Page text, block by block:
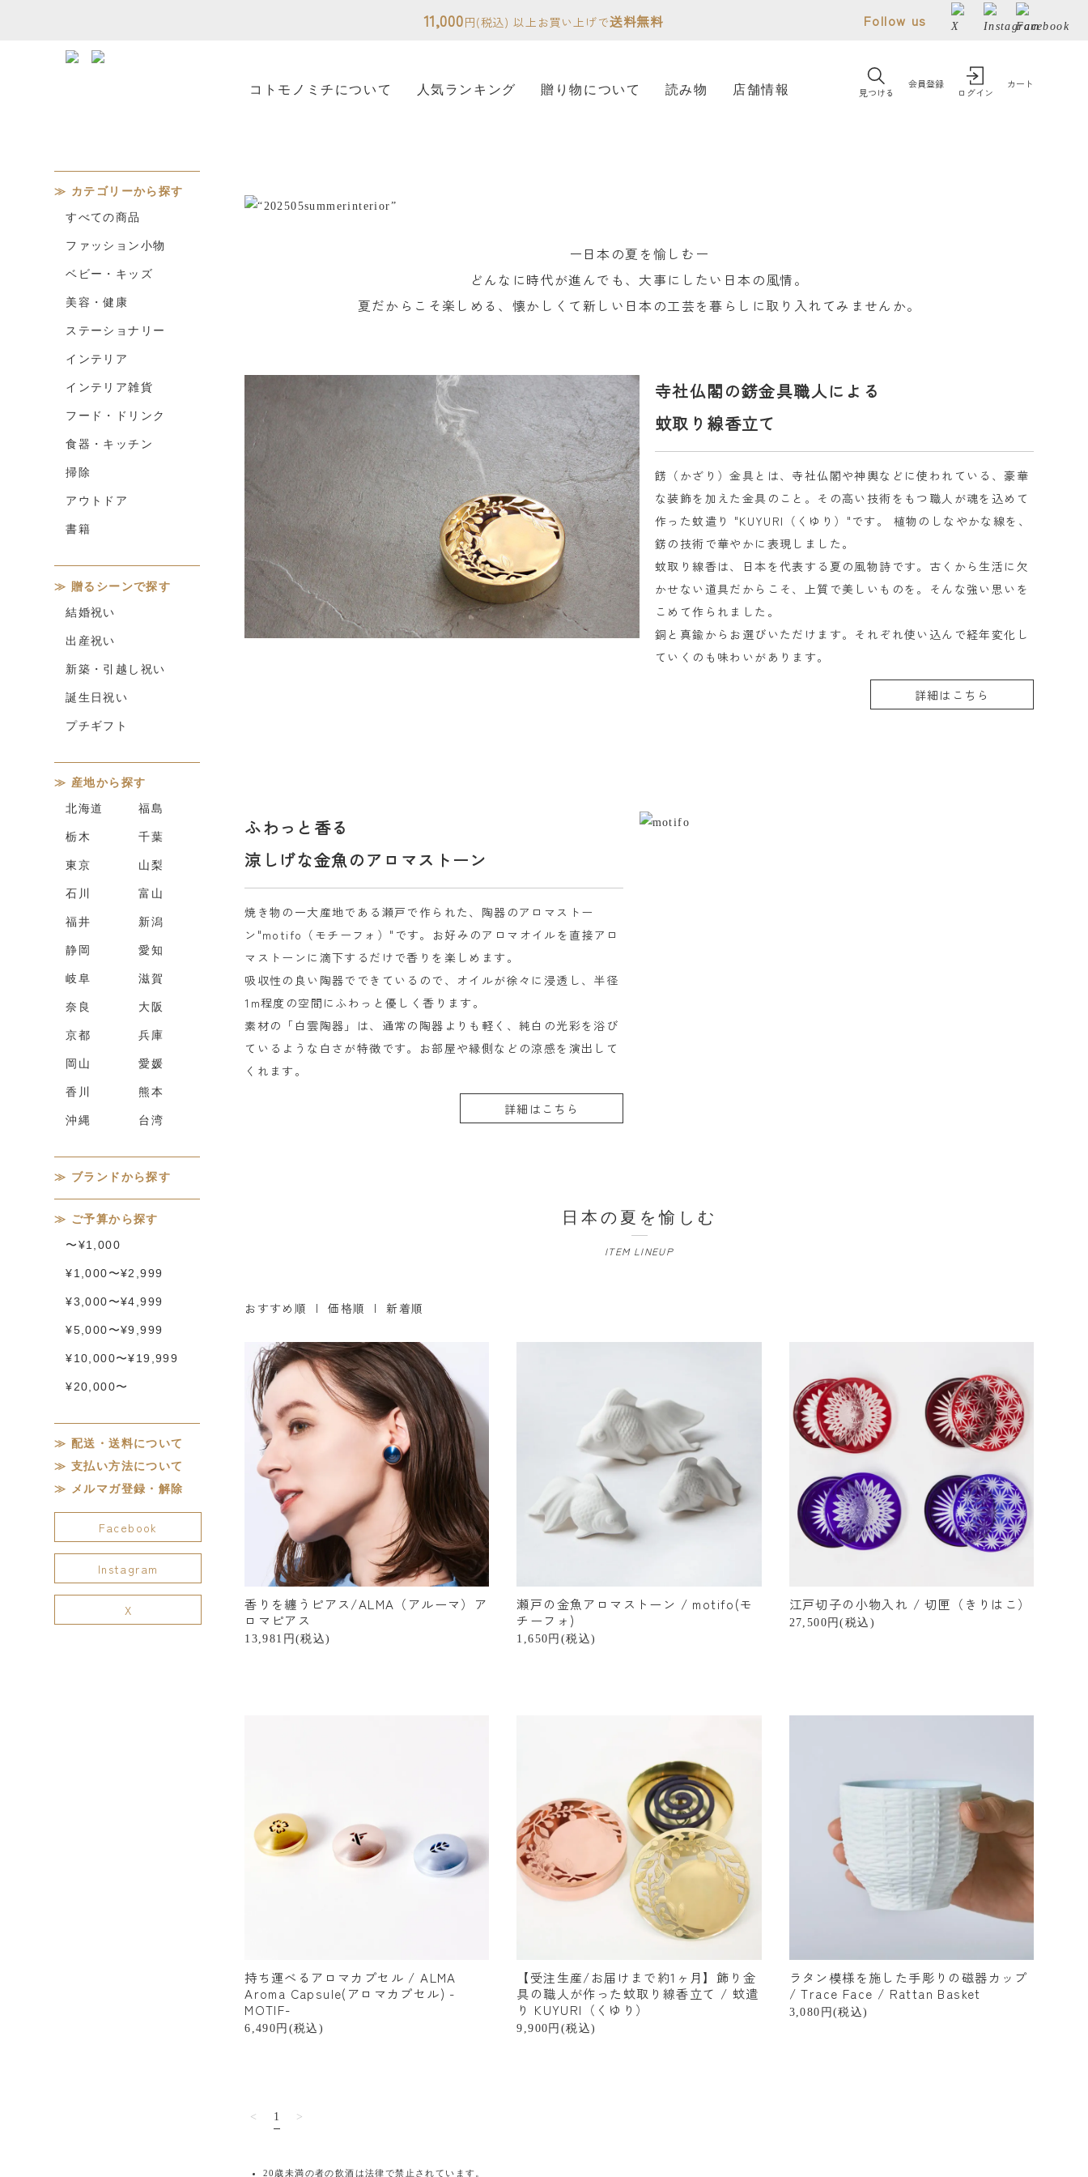
11,000円(税込) 以上お買い上げで送料無料 Follow us
コトモノミチについて 人気ランキング 贈り物について 読み物 店舗情報 見つける
会員登録
ログイン
カート
ー日本の夏を愉しむー
どんなに時代が進んでも、大事にしたい日本の風情。
夏だからこそ楽しめる、懐かしくて新しい日本の工芸を暮らしに取り入れてみませんか。
寺社仏閣の錺金具職人による
蚊取り線香立て
餝（かざり）金具とは、寺社仏閣や神輿などに使われている、豪華
な装飾を加えた金具のこと。その高い技術をもつ職人が魂を込めて
作った蚊遣り "KUYURI（くゆり）"です。 植物のしなやかな線を、
錺の技術で華やかに表現しました。
蚊取り線香は、日本を代表する夏の風物詩です。古くから生活に欠
かせない道具だからこそ、上質で美しいものを。そんな強い思いを
こめて作られました。
銅と真鍮からお選びいただけます。それぞれ使い込んで経年変化し
ていくのも味わいがあります。
詳細はこちら
ふわっと香る
涼しげな金魚のアロマストーン
焼き物の一大産地である瀬戸で作られた、陶器のアロマストー
ン"motifo（モチーフォ）"です。お好みのアロマオイルを直接アロ
マストーンに滴下するだけで香りを楽しめます。
吸収性の良い陶器でできているので、オイルが徐々に浸透し、半径
1m程度の空間にふわっと優しく香ります。
素材の「白雲陶器」は、通常の陶器よりも軽く、純白の光彩を浴び
ているような白さが特徴です。お部屋や縁側などの涼感を演出して
くれます。
詳細はこちら
日本の夏を愉しむ
ITEM LINEUP
おすすめ順 |価格順 | 新着順
香りを纏うピアス/ALMA（アルーマ）ア
ロマピアス
13,981円(税込)
瀬戸の金魚アロマストーン / motifo(モ
チーフォ)
1,650円(税込)
江戸切子の小物入れ / 切匣（きりはこ）
27,500円(税込)
持ち運べるアロマカプセル / ALMA
Aroma Capsule(アロマカプセル) -
MOTIF-
6,490円(税込)
【受注生産/お届けまで約1ヶ月】飾り金
具の職人が作った蚊取り線香立て / 蚊遣
り KUYURI（くゆり）
9,900円(税込)
ラタン模様を施した手彫りの磁器カップ
/ Trace Face / Rattan Basket
3,080円(税込)
< 1 >
20歳未満の者の飲酒は法律で禁止されています。
カテゴリーから探す
すべての商品
ファッション小物
ベビー・キッズ
美容・健康
ステーショナリー
インテリア
インテリア雑貨
フード・ドリンク
食器・キッチン
掃除
アウトドア
書籍
贈るシーンで探す
結婚祝い
出産祝い
新築・引越し祝い
誕生日祝い
プチギフト
産地から探す
北海道 福島
栃木 千葉
東京 山梨
石川 富山
福井 新潟
静岡 愛知
岐阜 滋賀
奈良 大阪
京都 兵庫
岡山 愛媛
香川 熊本
沖縄 台湾
ブランドから探す
ご予算から探す
〜¥1,000
¥1,000〜¥2,999
¥3,000〜¥4,999
¥5,000〜¥9,999
¥10,000〜¥19,999
¥20,000〜
配送・送料について
支払い方法について
メルマガ登録・解除
Facebook
Instagram
X